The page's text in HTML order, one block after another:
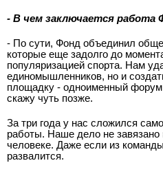
- В чем заключается работа
- По сути, Фонд объединил
которые еще задолго до
популяризацией спорта. Нам
единомышленников, но и
площадку - одноименный
скажу чуть позже.
За три года у нас сложился
работы. Наше дело не завязано
человеке. Даже если из
развалится.